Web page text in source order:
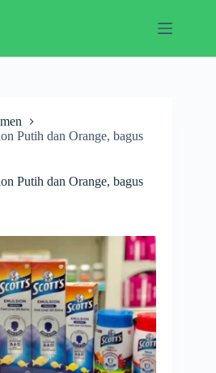
Putih dan Orange, bagus
Putih dan Orange, bagus